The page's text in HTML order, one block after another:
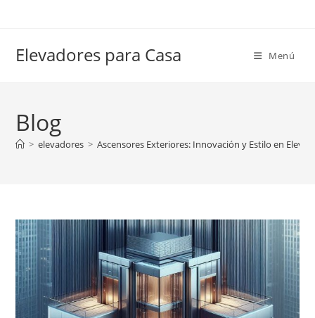
Elevadores para Casa Menú
Blog
> elevadores > Ascensores Exteriores: Innovación y Estilo en